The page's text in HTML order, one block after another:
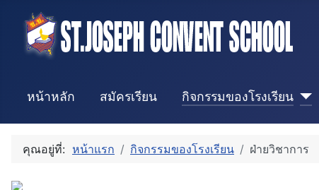
หน้าหลัก สมัครเรียน กิจกรรมของโรงเรียน
คุณอยู่ที่: หน้าแรก กิจกรรมของโรงเรียน ฝ่ายวิชาการ